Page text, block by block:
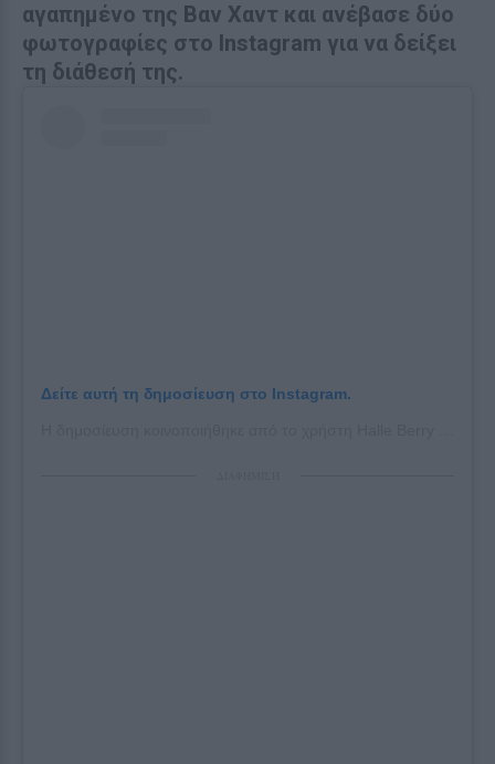
αγαπημένο της Βαν Χαντ και ανέβασε δύο
φωτογραφίες στο Instagram για να δείξει
τη διάθεσή της.
Δείτε αυτή τη δημοσίευση στο Instagram.